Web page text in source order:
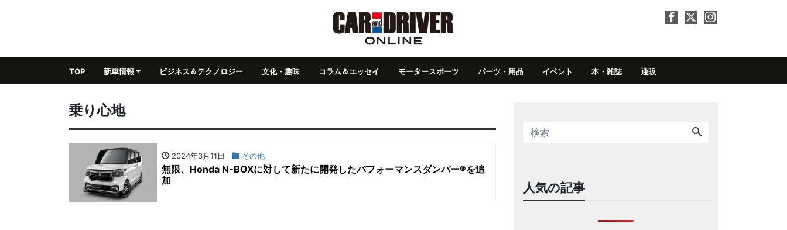
TOP 新車情報 ビジネス＆テクノロジー 文化・趣味 コラム＆エッセイ モータースポーツ パーツ・用品 イベント 本・雑誌 通販
乗り心地
2024年3月11日 その他
無限、Honda N-BOXに対して新たに開発したパフォーマンスダンパー®を追
加
人気の記事